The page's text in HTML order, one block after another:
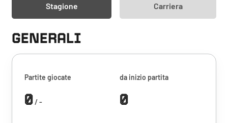
Stagione Carriera
GENERALI
Partite giocate
0/ -
da inizio partita
0